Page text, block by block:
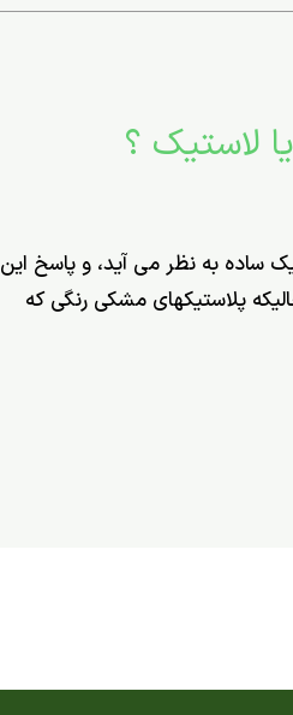
به نظر می آید، و پاسخ این
پلاستیک­های مشکی رنگی که